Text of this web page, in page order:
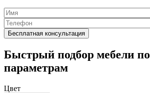
Быстрый подбор мебели по
параметрам
Цвет